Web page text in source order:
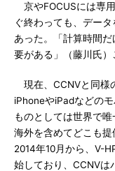
京やFOCUSには専
ぐ終わっても、デー
あった。「計算時間
要がある」（藤川氏）
現在、CCNVと同様
iPhoneやiPadなどの
ものとしては世界で
海外を含めてどこも
2014年10月から、V-
始しており、CCNVは